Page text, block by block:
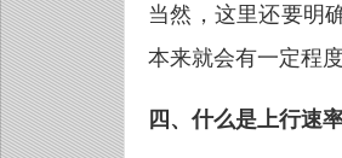
当然，这里还要明
本来就会有一定程
四、什么是上行速